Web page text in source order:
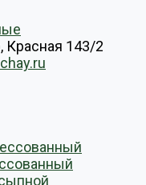
Красная 143/2